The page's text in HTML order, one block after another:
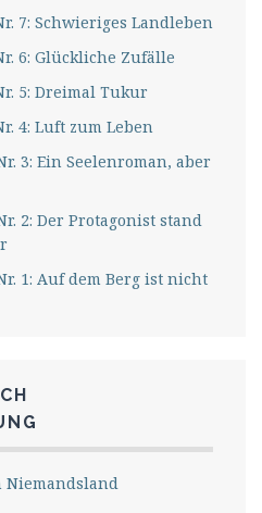
7: Schwieriges Landleben
6: Glückliche Zufälle
5: Dreimal Tukur
4: Luft zum Leben
3: Ein Seelenroman, aber
2: Der Protagonist stand
1: Auf dem Berg ist nicht
Niemandsland